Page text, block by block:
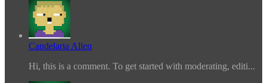
Candelaria Allen
Hi, this is a comment. To get started with moderating, editi...